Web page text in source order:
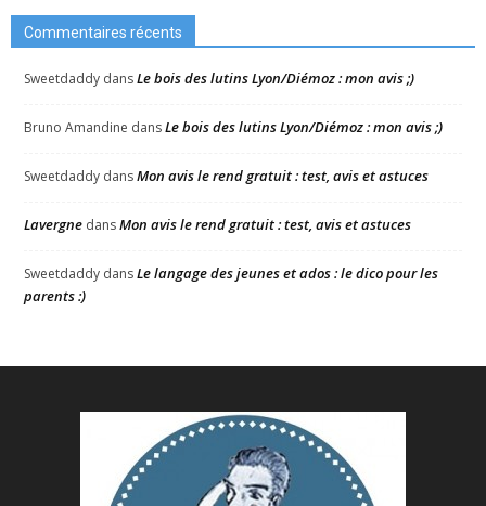
Commentaires récents
Sweetdaddy dansLe bois des lutins Lyon/Diémoz : mon avis ;)
Bruno Amandine dansLe bois des lutins Lyon/Diémoz : mon avis ;)
Sweetdaddy dansMon avis le rend gratuit : test, avis et astuces
Lavergne dansMon avis le rend gratuit : test, avis et astuces
Sweetdaddy dansLe langage des jeunes et ados : le dico pour les
parents :)